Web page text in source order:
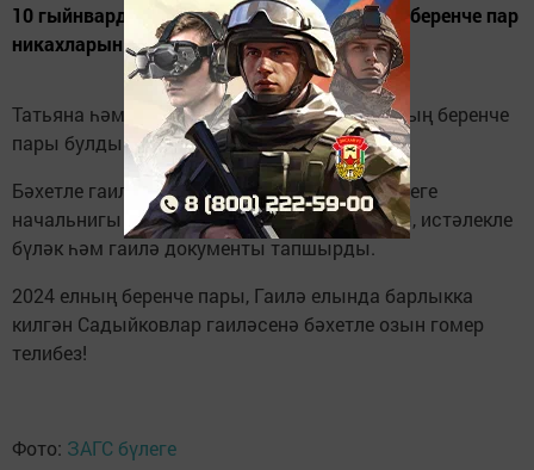
10 гыйнварда Лениногорск ЗАГС бүлегендә беренче пар
никахларын рәсмиләштерде.
Татьяна һәм Радик Садыйковлар - 2024 елның беренче
пары булды.
Бәхетле гаилә парын Лениногорск ЗАГС бүлеге
начальнигы Елена Миннегалямова котлады, истәлекле
бүләк һәм гаилә документы тапшырды.
2024 елның беренче пары, Гаилә елында барлыкка
килгән Садыйковлар гаиләсенә бәхетле озын гомер
телибез!
Фото: ЗАГС бүлеге